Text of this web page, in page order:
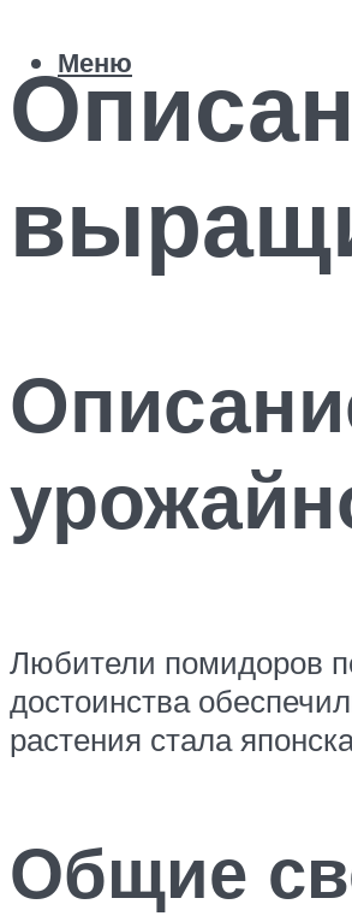
Меню
Любители помидоров
достоинства
растения стала
Общие